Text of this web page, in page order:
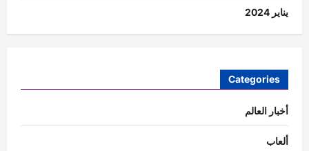
يناير 2024
Categories
أخبار العالم
ألعاب